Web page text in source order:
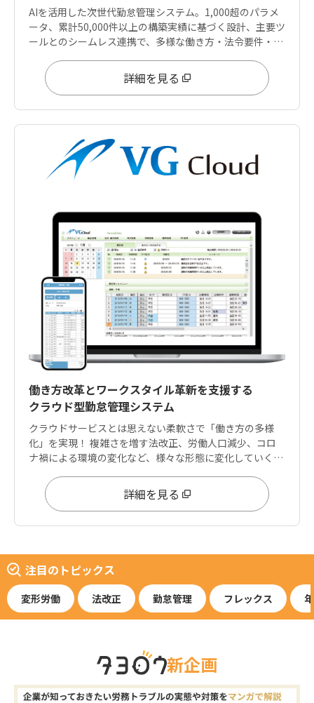
AIを活用した次世代勤怠管理システム。1,000超のパラメ
ータ、累計50,000件以上の構築実績に基づく設計、主要ツ
ールとのシームレス連携で、多様な働き方・法令要件・デ
詳細を見る
働き方改革とワークスタイル革新を支援する
クラウド型勤怠管理システム
クラウドサービスとは思えない柔軟さで「働き方の多様
化」を実現！ 複雑さを増す法改正、労働人口減少、コロ
ナ禍による環境の変化など、様々な形態に変化していく働
詳細を見る
注目のトピックス
変形労働 法改正 勤怠管理 フレックス
新企画